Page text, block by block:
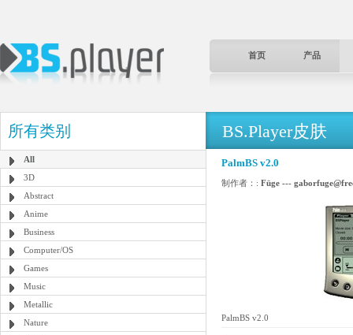
首页 产品
所有类别
All
3D
Abstract
Anime
Business
Computer/OS
Games
Music
Metallic
Nature
BS.Player皮肤
PalmBS v2.0
制作者：: Füge ---
PalmBS v2.0